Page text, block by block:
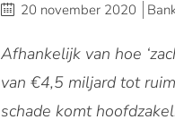
20 november 2020
Afhankelijk van hoe
van €4,5 miljard tot
schade komt